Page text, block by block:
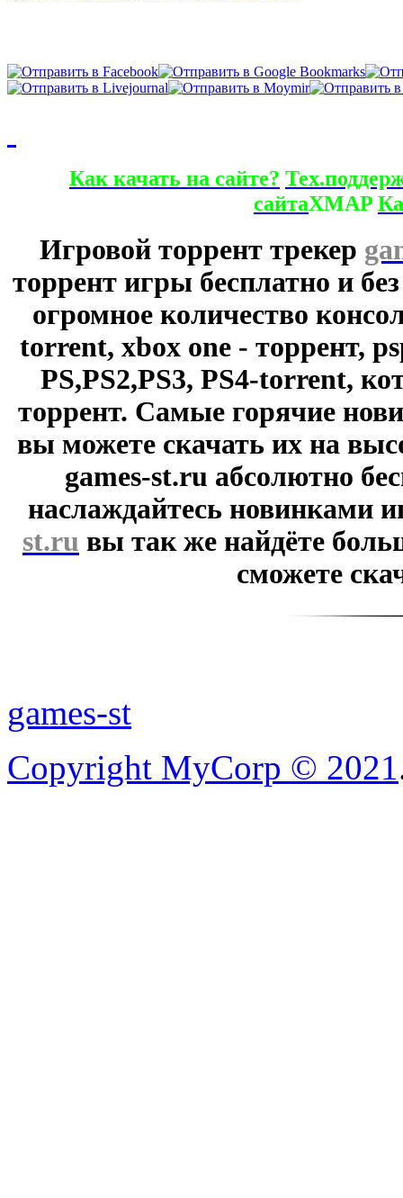
Как качать на сайте?
сайтаXMAP
Игровой торрент трекер
торрент игры бесплатно и
огромное количество
torrent, xbox one - торрент,
PS,PS2,PS3, PS4-torrent,
торрент. Самые горячие
вы можете скачать их на
games-st.ru абсолютно
наслаждайтесь новинками
st.ru вы так же найдёте
сможете
games-st
Copyright MyCorp © 2021